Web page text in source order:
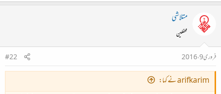
متلاشی
محفلین
فروری 9، 2016
#22
arifkarim نے کہا: